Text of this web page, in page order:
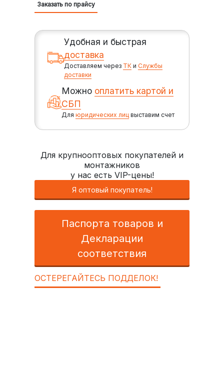
Заказать по прайсу
Удобная и быстрая
доставка
Доставляем через ТК иСлужбы
доставки
Можно оплатить картой и
СБП
Дляюридических лиц выставим счет
Для крупнооптовых покупателей и
монтажников
у нас есть VIP-цены!
Я оптовый покупатель!
Паспорта товаров и
Декларации
соответствия
ОСТЕРЕГАЙТЕСЬ ПОДДЕЛОК!